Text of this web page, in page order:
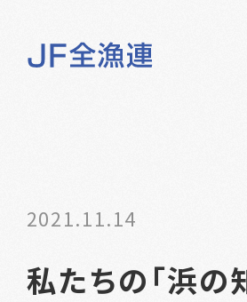
2021.11.14
私たちの「浜の